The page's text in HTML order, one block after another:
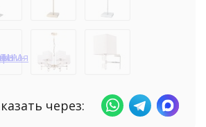
через: